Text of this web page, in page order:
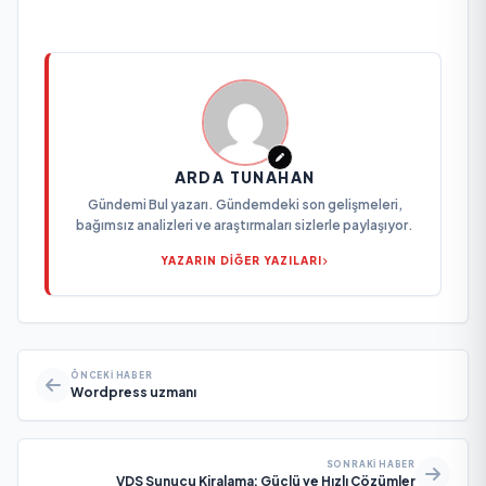
ARDA TUNAHAN
Gündemi Bul yazarı. Gündemdeki son gelişmeleri,
bağımsız analizleri ve araştırmaları sizlerle paylaşıyor.
YAZARIN DİĞER YAZILARI
ÖNCEKI HABER
Wordpress uzmanı
SONRAKI HABER
VDS Sunucu Kiralama: Güçlü ve Hızlı Çözümler